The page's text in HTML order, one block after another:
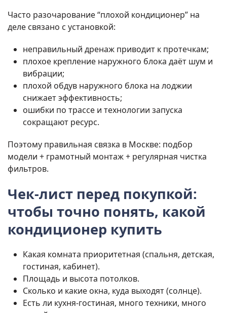
Часто разочарование “плохой кондиционер” на
деле связано с установкой:
неправильный дренаж приводит к протечкам;
плохое крепление наружного блока даёт шум и
вибрации;
плохой обдув наружного блока на лоджии
снижает эффективность;
ошибки по трассе и технологии запуска
сокращают ресурс.
Поэтому правильная связка в Москве: подбор
модели + грамотный монтаж + регулярная чистка
фильтров.
Чек-лист перед покупкой:
чтобы точно понять, какой
кондиционер купить
Какая комната приоритетная (спальня, детская,
гостиная, кабинет).
Площадь и высота потолков.
Сколько и какие окна, куда выходят (солнце).
Есть ли кухня-гостиная, много техники, много